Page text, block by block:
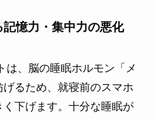
憶力・集中力の悪化
は、脳の睡眠ホルモン「メ
るため、就寝前のスマホ
下げます。十分な睡眠が